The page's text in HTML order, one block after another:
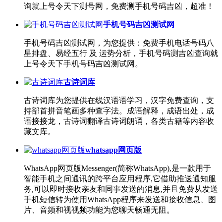
询就上号令天下测号网，免费测手机号码吉凶，超准！
手机号码吉凶测试网
手机号码吉凶测试网，为您提供：免费手机电话号码八
星排盘、易经五行 及 运势分析，手机号码测吉凶查询就
上号令天下手机号码吉凶测试网。
古诗词库
古诗词库为您提供在线汉语语学习，汉字免费查询，支
持部首拼音笔画多种查字法。成语解释，成语出处，成
语接接龙，古诗词翻译古诗词朗诵，各类古籍等内容收
藏文库。
whatsapp网页版
WhatsApp网页版Messenger(简称WhatsApp),是一款用于
智能手机之间通讯的跨平台应用程序,它借助推送通知服
务,可以即时接收亲友和同事发送的消息,并且免费从发送
手机短信转为使用WhatsApp程序来发送和接收信息、图
片、音频和视视频功能为您聊天畅通无阻。